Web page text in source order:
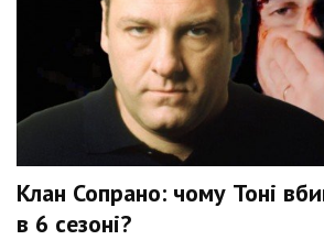
Клан Сопрано: чому Тоні
в 6 сезоні?